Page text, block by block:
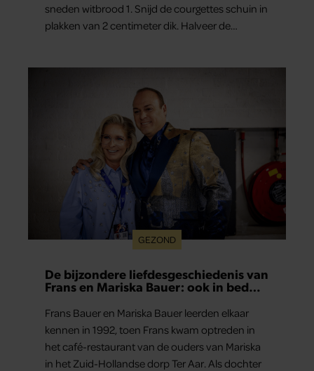
sneden witbrood 1. Snijd de courgettes schuin in
plakken van 2 centimeter dik. Halveer de
GEZOND
De bijzondere liefdesgeschiedenis van
Frans en Mariska Bauer: ook in bed
Frans Bauer en Mariska Bauer leerden elkaar
kennen in 1992, toen Frans kwam optreden in
het café-restaurant van de ouders van Mariska
in het Zuid-Hollandse dorp Ter Aar. Als dochter